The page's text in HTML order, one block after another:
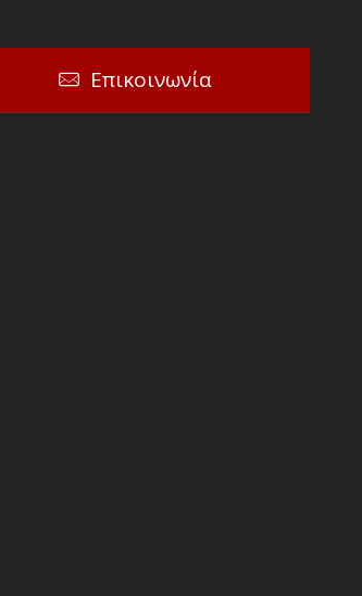
Επικοινωνία